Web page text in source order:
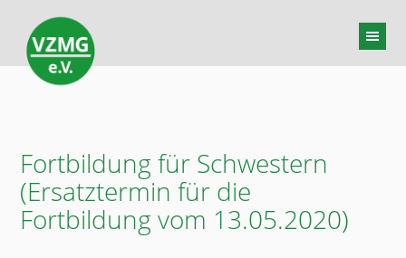
Fortbildung für Schwestern
(Ersatztermin für die
Fortbildung vom 13.05.2020)